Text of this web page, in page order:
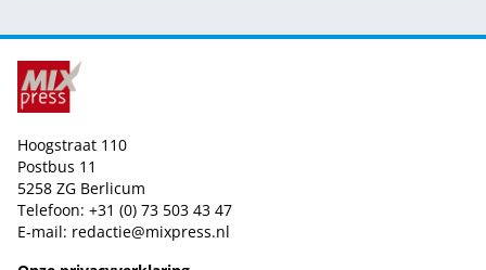
Hoogstraat 110
Postbus 11
5258 ZG Berlicum
Telefoon: +31 (0) 73 503 43 47
E-mail: redactie@mixpress.nl